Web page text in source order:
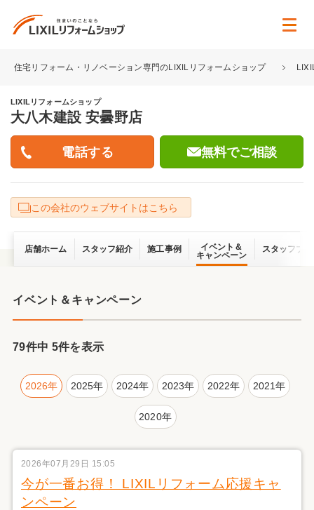
住宅リフォーム・リノベーション専門のLIXILリフォームショップ
LIXILリフォームショップ
大八木建設 安曇野店
無料でご相談
この会社のウェブサイトはこちら
店舗ホーム スタッフ紹介 施工事例
イベント＆
キャンペーン
スタッフブ
イベント＆キャンペーン
79件中 5件を表示
2026年 2025年 2024年 2023年 2022年 2021年
2020年
2026年07月29日 15:05
今が一番お得！ LIXILリフォーム応援キャ
ンペーン